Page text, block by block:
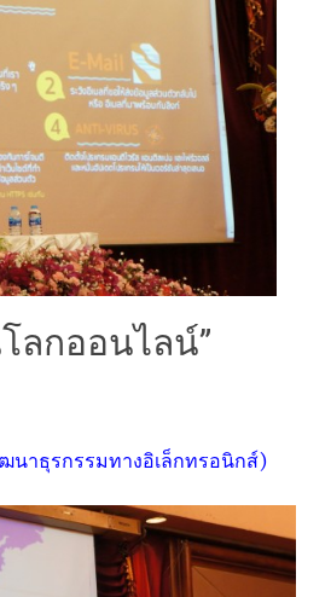
ลกออนไลน์”
าธุรกรรมทางอิเล็กทรอนิกส์)